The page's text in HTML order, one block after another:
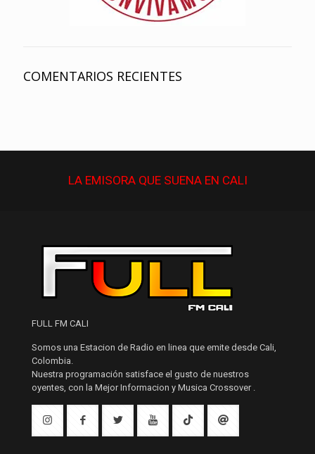
COMENTARIOS RECIENTES
LA EMISORA QUESUENAEN CALI
FULL FM CALI
Somos una Estacion de Radio en linea que emite desde Cali,
Colombia.
Nuestra programación satisface el gusto de nuestros
oyentes, con la Mejor Informacion y Musica Crossover .